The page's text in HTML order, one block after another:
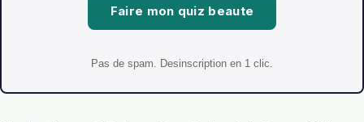
Faire mon quiz beaute
Pas de spam. Desinscription en 1 clic.